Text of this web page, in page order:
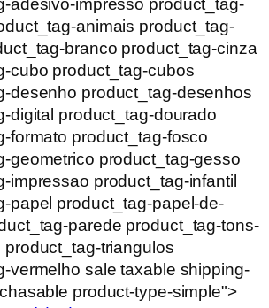
animais product_tag-
branco product_tag-cinza
cubo product_tag-cubos
desenho product_tag-desenhos
digital product_tag-dourado
formato product_tag-fosco
geometrico product_tag-gesso
impressao product_tag-infantil
papel product_tag-papel-de-
parede product_tag-tons-
product_tag-triangulos
vermelho sale taxable shipping-
product-type-simple">